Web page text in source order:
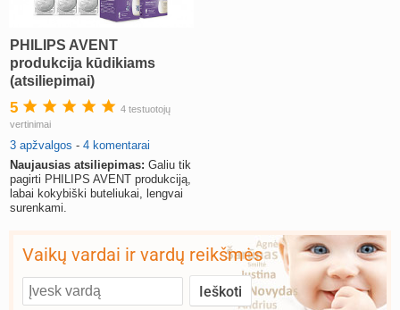
PHILIPS AVENT
produkcija kūdikiams
(atsiliepimai)
5
4 testuotojų
vertinimai
3 apžvalgos - 4 komentarai
Naujausias atsiliepimas: Galiu tik
pagirti PHILIPS AVENT produkciją,
labai kokybiški buteliukai, lengvai
surenkami.
Vaikų vardai ir vardų reikšmės